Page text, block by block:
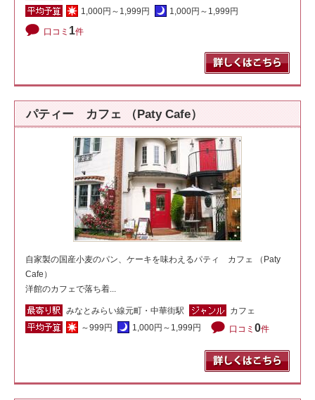
1,000円～1,999円
1,000円～1,999円
口コミ 1件
パティー カフェ （Paty Cafe）
自家製の国産小麦のパン、ケーキを味わえるパティ カフェ （Paty
Cafe）
洋館のカフェで落ち着...
みなとみらい線元町・中華街駅
カフェ
～999円
1,000円～1,999円 口コミ 0件